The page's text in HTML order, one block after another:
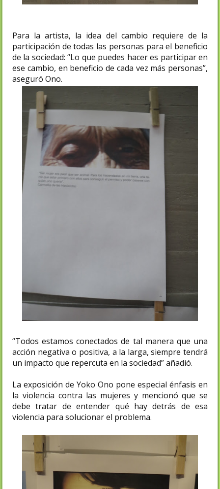
Para la artista, la idea del cambio requiere de la
participación de todas las personas para el beneficio
de la sociedad: “Lo que puedes hacer es participar en
ese cambio, en beneficio de cada vez más personas”,
aseguró Ono.
“Todos estamos conectados de tal manera que una
acción negativa o positiva, a la larga, siempre tendrá
un impacto que repercuta en la sociedad” añadió.
La exposición de Yoko Ono pone especial énfasis en
la violencia contra las mujeres y mencionó que se
debe tratar de entender qué hay detrás de esa
violencia para solucionar el problema.